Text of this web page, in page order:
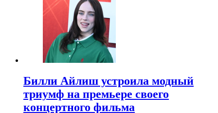
Билли Айлиш устроила модный
триумф на премьере своего
концертного фильма